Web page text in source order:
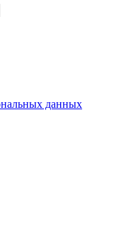
данных